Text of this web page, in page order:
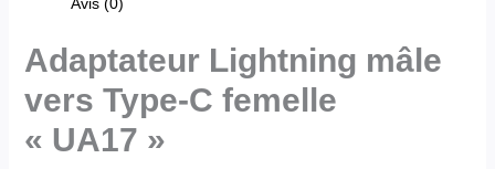
Adaptateur Lightning mâle
vers Type-C femelle
« UA17 »